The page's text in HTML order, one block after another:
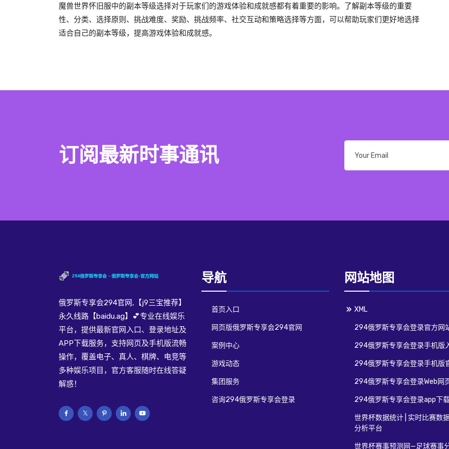
魔兽世界怀旧服中的副本等级选择对于玩家们的游戏体验和成就感都有着重要的影响。了解副本等级的重要
性、分类、选择原则、挑战难度、奖励、挑战频率、社交互动和策略选择等方面，可以帮助玩家们更好地选择
适合自己的副本等级，提高游戏体验和成就感。
订阅最新时事通讯
俄罗斯专享会294官网,【j9三宝推荐】
永久线路【baidu.ag】💕专业在线娱乐
平台，提供最新官网入口、登录地址及
APP下载服务，支持网页及手机版流畅
操作，覆盖电子、真人、棋牌、电竞等
多种娱乐项目，官方客服随时在线答疑
解惑！
导航
首页入口
网页版俄罗斯专享会294官网
案例中心
游戏动态
集团服务
咨询294俄罗斯专享会登录
网站地图
XML
294俄罗斯专享会登录官方网
294俄罗斯专享会登录手机版
294俄罗斯专享会登录手机版
294俄罗斯专享会登录Web网
294俄罗斯专享会登录app下
世界杯数据统计 | 实时比赛数
分析平台
世界杯赛事预测网—足球赛事